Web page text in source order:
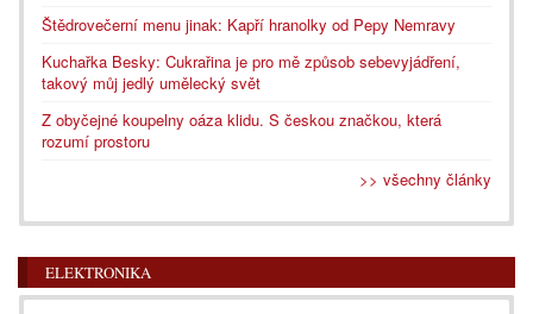
Štědrovečerní menu jinak: Kapří hranolky od Pepy Nemravy
Kuchařka Besky: Cukrařina je pro mě způsob sebevyjádření,
takový můj jedlý umělecký svět
Z obyčejné koupelny oáza klidu. S českou značkou, která
rozumí prostoru
>> všechny články
ELEKTRONIKA